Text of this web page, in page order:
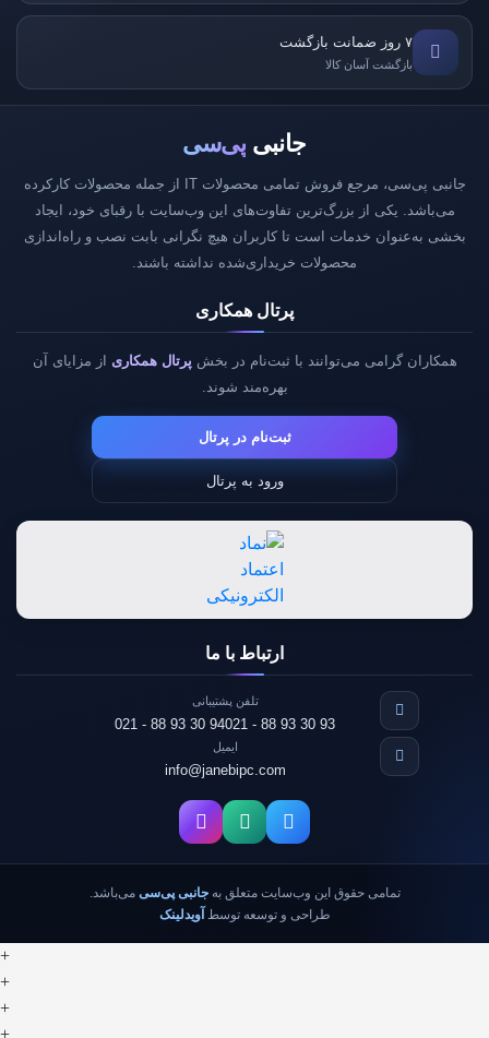
۷ روز ضمانت بازگشت
بازگشت آسان کالا
جانبی پی‌سی
جانبی پی‌سی، مرجع فروش تمامی محصولات IT از جمله محصولات کارکرده
می‌باشد. یکی از بزرگ‌ترین تفاوت‌های این وب‌سایت با رقبای خود، ایجاد
بخشی به‌عنوان خدمات است تا کاربران هیچ نگرانی بابت نصب و راه‌اندازی
محصولات خریداری‌شده نداشته باشند.
پرتال همکاری
همکاران گرامی می‌توانند با ثبت‌نام در بخش پرتال همکاری از مزایای آن
بهره‌مند شوند.
ثبت‌نام در پرتال
ورود به پرتال
ارتباط با ما
تلفن پشتیبانی
021 - 88 93 30 93
021 - 88 93 30 94
ایمیل
info@janebipc.com
تمامی حقوق این وب‌سایت متعلق بهجانبی پی‌سی می‌باشد.
طراحی و توسعه توسط آویدلینک
+
+
+
+